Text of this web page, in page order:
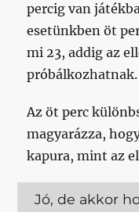
percig van
esetünkben öt
mi 23, addig az
próbálkozhatnak.
Az öt perc
magyarázza,
kapura, mint az
Jó, de akkor